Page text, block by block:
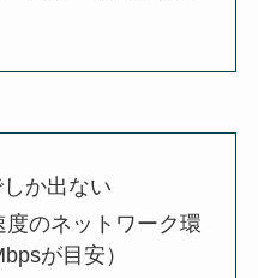
か出ない
のネットワーク環
が目安）